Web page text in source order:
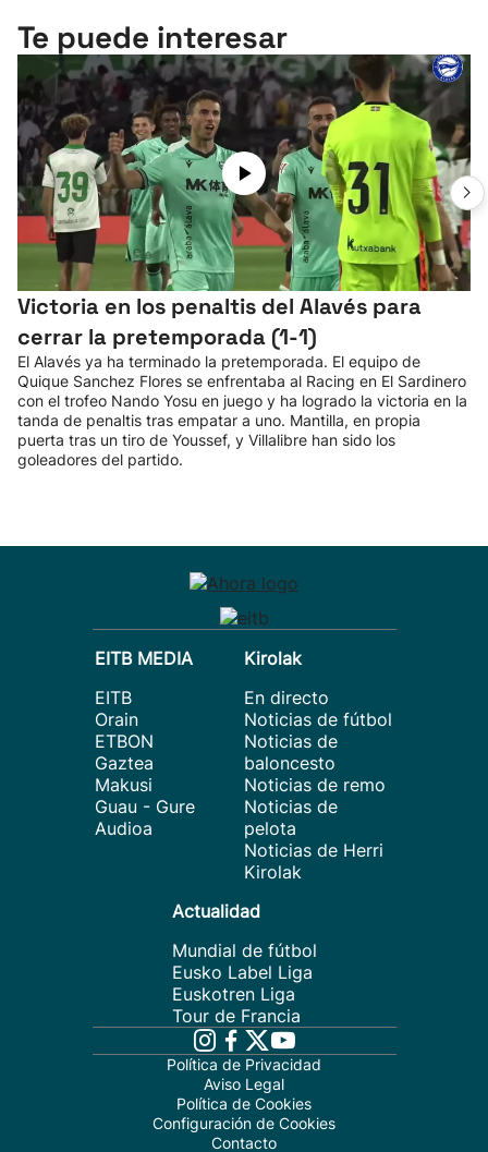
Te puede interesar
Victoria en los penaltis del Alavés para
cerrar la pretemporada (1-1)
El Alavés ya ha terminado la pretemporada. El equipo de
Quique Sanchez Flores se enfrentaba al Racing en El Sardinero
con el trofeo Nando Yosu en juego y ha logrado la victoria en la
tanda de penaltis tras empatar a uno. Mantilla, en propia
puerta tras un tiro de Youssef, y Villalibre han sido los
goleadores del partido.
EITB MEDIA
EITB
Orain
ETBON
Gaztea
Makusi
Guau - Gure
Audioa
Kirolak
En directo
Noticias de fútbol
Noticias de
baloncesto
Noticias de remo
Noticias de
pelota
Noticias de Herri
Kirolak
Actualidad
Mundial de fútbol
Eusko Label Liga
Euskotren Liga
Tour de Francia
Política de Privacidad
Aviso Legal
Política de Cookies
Configuración de Cookies
Contacto